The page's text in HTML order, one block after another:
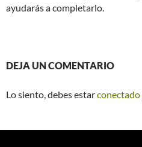
ayudarás a completarlo.
DEJA UN COMENTARIO
Lo siento, debes estarconectado